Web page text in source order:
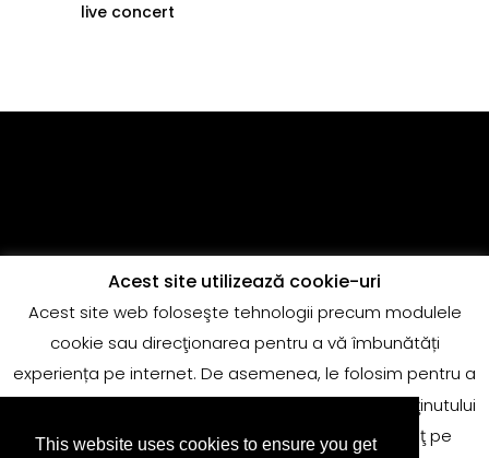
This website uses cookies to ensure you get
live concert
Copyright @Quantum Music
adrian.marin@globalrecords.com
Acest site utilizează cookie-uri
Acest site web foloseşte tehnologii precum modulele
cookie sau direcţionarea pentru a vă îmbunătăți
experiența pe internet. De asemenea, le folosim pentru a
măsura rezultatele sau pentru conformitatea conţinutului
de pe site-ul nostru web. Deoarece punem preţ pe